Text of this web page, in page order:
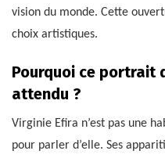
vision du monde. Cette
choix artistiques.
Pourquoi ce portrait
attendu ?
Virginie Efira n’est pas une
pour parler d’elle. Ses